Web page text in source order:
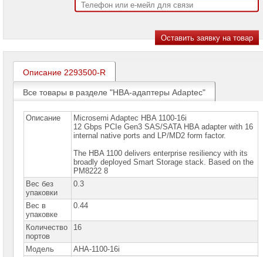
Name
Принтеры
плоттеры
МФУ
Серверы
Name
сетевое
оборудование
СХД
системы
хранения
данных
Описание 2293500-R
Все товары в разделе "HBA-адаптеры Adaptec"
Описание
Microsemi Adaptec HBA 1100-16i
12 Gbps PCIe Gen3 SAS/SATA HBA adapter with 16
internal native ports and LP/MD2 form factor.
The HBA 1100 delivers enterprise resiliency with its
broadly deployed Smart Storage stack. Based on the
PM8222 8
Вес без
упаковки
0.3
Вес в
упаковке
0.44
Количество
портов
16
Модель
AHA-1100-16i